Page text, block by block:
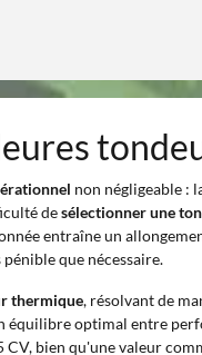
non négligeable :
desélectionner une
entraîne un
que nécessaire.
thermique, résolvant de
optimal entre
bien qu'une valeur